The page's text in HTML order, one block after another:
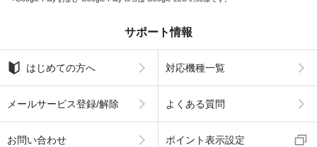
サポート情報
はじめての方へ 対応機種一覧
メールサービス登録/解除 よくある質問
お問い合わせ ポイント表示設定